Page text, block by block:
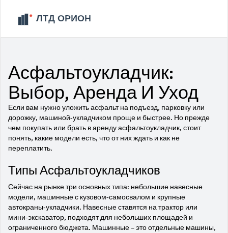
Асфальтоукладчик:
Выбор, Аренда И Уход
Если вам нужно уложить асфальт на подъезд, парковку или
дорожку, машиной‑укладчиком проще и быстрее. Но прежде
чем покупать или брать в аренду асфальтоукладчик, стоит
понять, какие модели есть, что от них ждать и как не
переплатить.
Типы Асфальтоукладчиков
Сейчас на рынке три основных типа: небольшие навесные
модели, машинные с кузовом‑самосвалом и крупные
автокраны‑укладчики. Навесные ставятся на трактор или
мини‑экскаватор, подходят для небольших площадей и
ограниченного бюджета. Машинные – это отдельные машины,